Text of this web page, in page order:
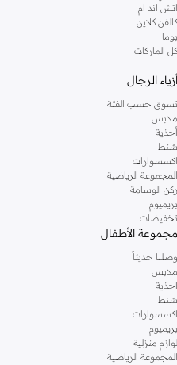
في متجر دوروثي بيركنز اون لاين او
بيركنز اون لاين. خدمة التوصيل السريعة
دائما مع نمشي.
اتش اند ام
كالفن كلاين
بوما
كل الماركات
أزياء الرجال
تسوق حسب الفئة
ملابس
أحذية
شنط
اكسسوارات
المجموعة الرياضية
ركن الوسامة
بريميوم
تخفيضات
مجموعة الأطفال
وصلنا حديثاً
ملابس
احذية
شنط
اكسسوارات
بريميوم
لوازم منزلية
المجموعة الرياضية